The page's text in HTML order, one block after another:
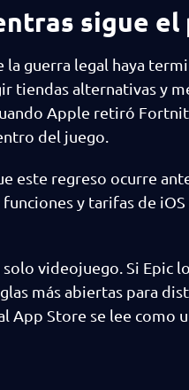
sigue
la guerra legal haya
tiendas alternativas y
Apple retiró
del juego.
este regreso ocurre
y tarifas de
videojuego. Si Epic
más abiertas para
App Store se lee como